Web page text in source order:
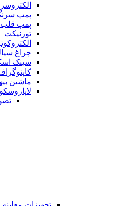
پمپ
پمپ قلب
تورنیکت
چراغ
سینک
ماشین